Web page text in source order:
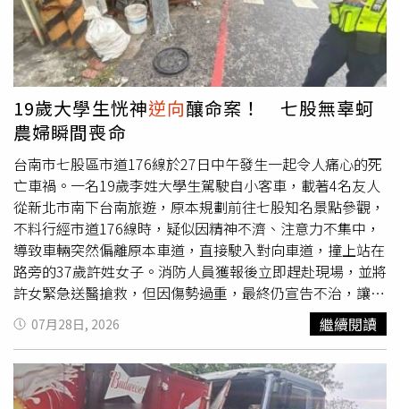
駕駛53歲廖姓婦人均傷重失去生命跡象，送醫後仍宣告不
治；小貨車謝姓駕駛、Wish後座女乘客及重機騎士受重傷，
黑色休旅車駕駛則受輕傷，均送醫治療，暫無生命危險。消
防人員破壞車頂，救出受困者。（圖／消防局提供）警方表
示，張男持有合法駕照，並無無照駕駛情形，但因年逾70
歲，不排除突發身體不適導致失控，後續將配合檢方抽血檢
驗，確認是否涉及酒精、毒品反應或其他生理因素。由於事
故地點屬下坡大彎道，加上案發前曾降雨，路面濕滑，警方
也將一併調查車速、路況及駕駛操作等因素，以釐清真正肇
事原因。另遭擦撞的白色休旅車駕駛回憶，遭撞後才剛停靠
路邊，回頭就目睹肇事車衝進對向車道，引發連環撞擊，驚
悚畫面至今仍讓他餘悸猶存。
19歲大學生恍神逆向釀命案！ 七股無辜蚵
農婦瞬間喪命
台南市七股區市道176線於27日中午發生一起令人痛心的死
亡車禍。一名19歲李姓大學生駕駛自小客車，載著4名友人
從新北市南下台南旅遊，原本規劃前往七股知名景點參觀，
不料行經市道176線時，疑似因精神不濟、注意力不集中，
導致車輛突然偏離原本車道，直接駛入對向車道，撞上站在
路旁的37歲許姓女子。消防人員獲報後立即趕赴現場，並將
許女緊急送醫搶救，但因傷勢過重，最終仍宣告不治，讓一
場原本愉快的旅程瞬間變成無法挽回的悲劇。警方表示，事
故發生後立即對李姓駕駛進行酒測及毒品快速篩檢，結果均
未發現酒精或毒品反應，現場也已完成採證，並報請檢察官
指揮偵辦，至於詳細肇事原因及責任歸屬，仍有待進一步調
查釐清。初步研判，事故疑與駕駛疲勞或短暫恍神有關，但
07月28日, 2026 繼續閱讀